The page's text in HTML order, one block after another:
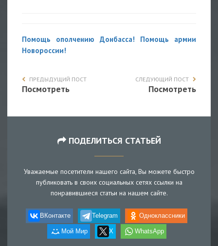
Помощь ополчению Донбасса! Помощь армии
Новороссии!
ПРЕДЫДУЩИЙ ПОСТ
Посмотреть
СЛЕДУЮЩИЙ ПОСТ
Посмотреть
ПОДЕЛИТЬСЯ СТАТЬЕЙ
Уважаемые посетители нашего сайта, Вы можете быстро
публиковать в своих социальных сетях ссылки на
понравившиеся статьи на нашем сайте.
ВКонтакте Telegram Одноклассники
Мой Мир X WhatsApp